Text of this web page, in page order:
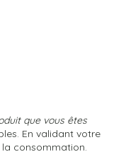
que vous êtes
En validant votre
consommation.